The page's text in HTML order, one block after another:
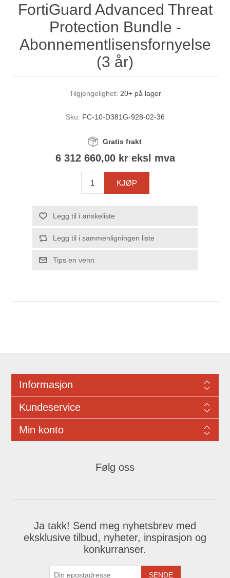
FortiGuard Advanced Threat
Protection Bundle -
Abonnementlisensfornyelse
(3 år)
Tilgjengelighet: 20+ på lager
Sku: FC-10-D381G-928-02-36
Gratis frakt
6 312 660,00 kr eksl mva
KJØP
Legg til i ønskeliste
Legg til i sammenligningen liste
Tips en venn
Informasjon
Kundeservice
Min konto
Følg oss
Ja takk! Send meg nyhetsbrev med
eksklusive tilbud, nyheter, inspirasjon og
konkurranser.
SENDE